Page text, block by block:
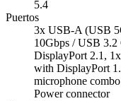
5.4
Puertos
3x USB-A (USB
10Gbps / USB
DisplayPort 2.1,
with DisplayPort
microphone
Power connector